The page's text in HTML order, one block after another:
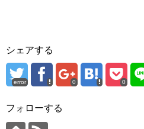
シェアする
error 0 0
フォローする